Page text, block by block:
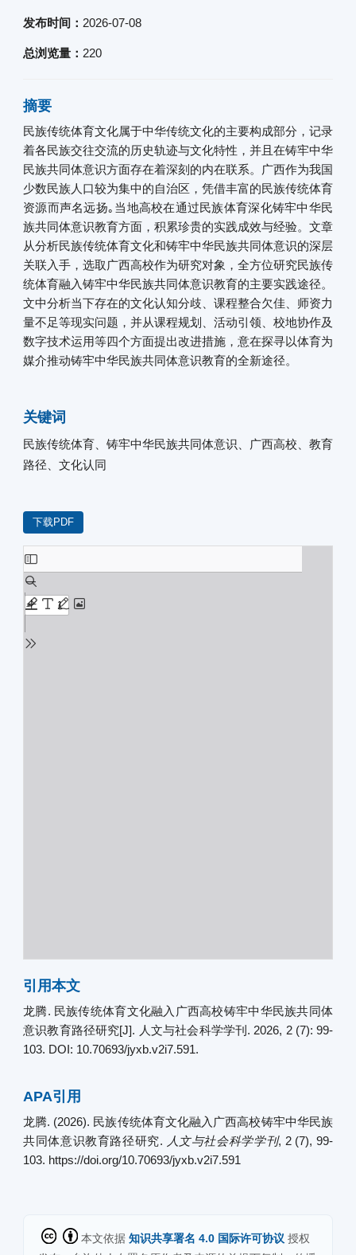
发布时间： 2026-07-08
总浏览量： 220
摘要
民族传统体育文化属于中华传统文化的主要构成部分，记录
着各民族交往交流的历史轨迹与文化特性，并且在铸牢中华
民族共同体意识方面存在着深刻的内在联系。广西作为我国
少数民族人口较为集中的自治区，凭借丰富的民族传统体育
资源而声名远扬｡当地高校在通过民族体育深化铸牢中华民
族共同体意识教育方面，积累珍贵的实践成效与经验。文章
从分析民族传统体育文化和铸牢中华民族共同体意识的深层
关联入手，选取广西高校作为研究对象，全方位研究民族传
统体育融入铸牢中华民族共同体意识教育的主要实践途径。
文中分析当下存在的文化认知分歧、课程整合欠佳、师资力
量不足等现实问题，并从课程规划、活动引领、校地协作及
数字技术运用等四个方面提出改进措施，意在探寻以体育为
媒介推动铸牢中华民族共同体意识教育的全新途径。
关键词
民族传统体育、铸牢中华民族共同体意识、广西高校、教育
路径、文化认同
下载PDF
引用本文
龙腾. 民族传统体育文化融入广西高校铸牢中华民族共同体
意识教育路径研究[J]. 人文与社会科学学刊. 2026, 2 (7): 99-
103. DOI: 10.70693/jyxb.v2i7.591.
APA引用
龙腾. (2026). 民族传统体育文化融入广西高校铸牢中华民族
共同体意识教育路径研究. 人文与社会科学学刊, 2 (7), 99-
103. https://doi.org/10.70693/jyxb.v2i7.591
本文依据知识共享署名 4.0 国际许可协议授权